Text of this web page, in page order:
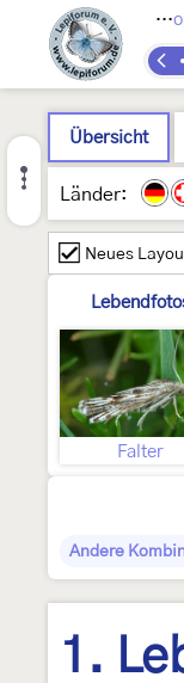
Übersicht
Länder:
Neues
Falter
Andere
1.